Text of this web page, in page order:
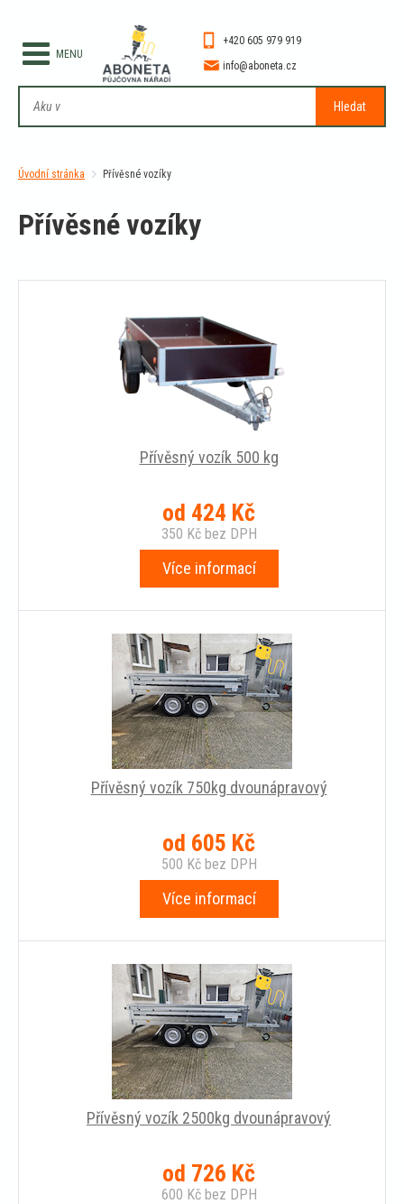
Hledat
+420 605 979 919
info@aboneta.cz
Úvodní stránka Přívěsné vozíky
Přívěsné vozíky
Přívěsný vozík 500 kg
od 424 Kč
350 Kčbez DPH
Více informací
Přívěsný vozík 750kg dvounápravový
od 605 Kč
500 Kčbez DPH
Více informací
Přívěsný vozík 2500kg dvounápravový
od 726 Kč
600 Kčbez DPH